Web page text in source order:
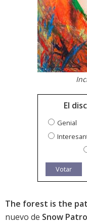
El
Genial
Votar
The forest is the
nuevo de Snow